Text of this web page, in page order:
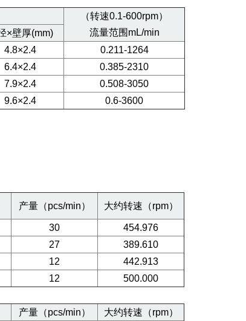
（转速0.1-600rpm）
流量范围mL/min
×壁厚(mm)
4.8×2.4
0.211-1264
6.4×2.4
0.385-2310
7.9×2.4
0.508-3050
9.6×2.4 0.6-3600
产量（pcs/min） 大约转速（rpm）
30
454.976
27
389.610
12
442.913
12 500.000
产量（pcs/min） 大约转速（rpm）